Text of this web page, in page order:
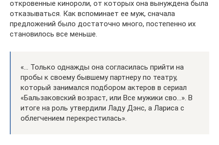
откровенные кинороли, от которых она вынуждена была
отказываться. Как вспоминает ее муж, сначала
предложений было достаточно много, постепенно их
становилось все меньше.
«… Только однажды она согласилась прийти на
пробы к своему бывшему партнеру по театру,
который занимался подбором актеров в сериал
«Бальзаковский возраст, или Все мужики сво…». В
итоге на роль утвердили Ладу Дэнс, а Лариса с
облегчением перекрестилась».